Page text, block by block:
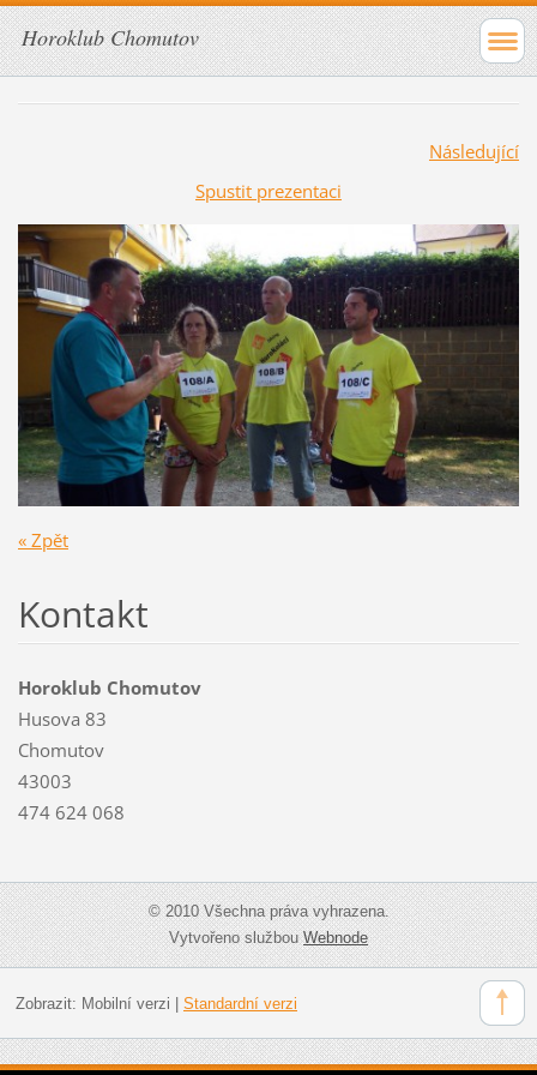
Horoklub Chomutov
Následující
Spustit prezentaci
« Zpět
Kontakt
Horoklub Chomutov
Husova 83
Chomutov
43003
474 624 068
© 2010 Všechna práva vyhrazena.
Vytvořeno službouWebnode
Zobrazit: Mobilní verzi Standardní verzi